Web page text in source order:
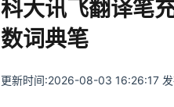
科大讯飞翻译笔
数词典笔
更新时间:2026-08-03 16:26:17